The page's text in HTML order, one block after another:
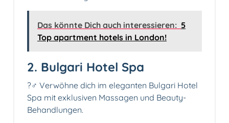
Das könnte Dich auch interessieren: 5
Top apartment hotels in London!
2. Bulgari Hotel Spa
?‍♂️ Verwöhne dich im eleganten Bulgari Hotel
Spa mit exklusiven Massagen und Beauty-
Behandlungen.